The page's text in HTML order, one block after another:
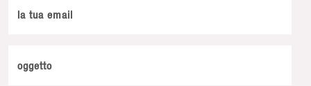
la tua email
oggetto